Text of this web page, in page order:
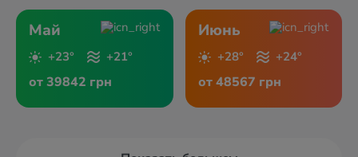
Май
+23° +21°
от 39842 грн
Июнь
+28° +24°
от 48567 грн